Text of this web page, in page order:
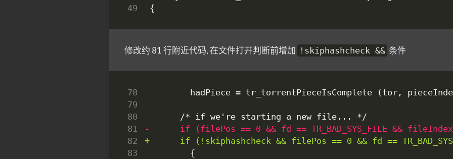
49
修改约 81 行附近代码, 在文件打开判断前增加 !skiphashcheck && 条件
78
79
80
81
82
83